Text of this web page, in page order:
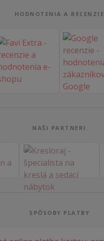
HODNOTENIA A RECENZIE
NAŠI PARTNERI
SPÔSOBY PLATBY